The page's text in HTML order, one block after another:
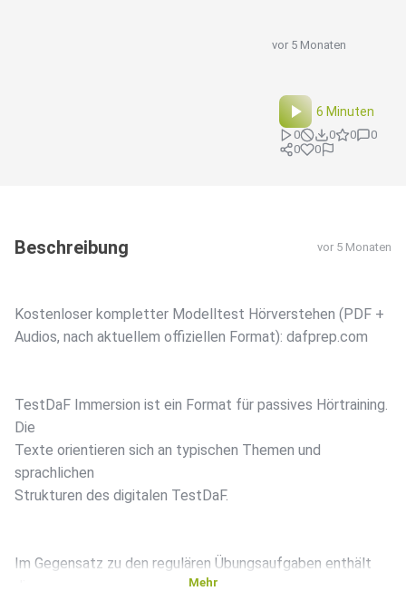
vor 5 Monaten
6 Minuten
0 0 0
0
0
0
Beschreibung vor 5 Monaten
Kostenloser kompletter Modelltest Hörverstehen (PDF +
Audios, nach aktuellem offiziellen Format): dafprep.com
TestDaF Immersion ist ein Format für passives Hörtraining.
Die
Texte orientieren sich an typischen Themen und
sprachlichen
Strukturen des digitalen TestDaF.
Im Gegensatz zu den regulären Übungsaufgaben enthält
Mehr